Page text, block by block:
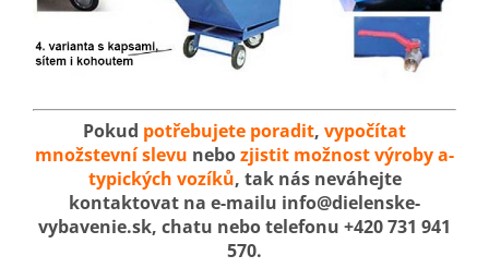
Pokud potřebujete poradit, vypočítat
množstevní slevu nebozjistit možnost výroby a-
typických vozíků, tak nás neváhejte
kontaktovat na e-mailu info@dielenske-
vybavenie.sk, chatu nebo telefonu +420 731 941
570.